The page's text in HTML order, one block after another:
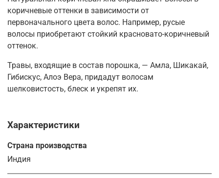
коричневые оттенки в зависимости от
первоначального цвета волос. Например, русые
волосы приобретают стойкий красновато-коричневый
оттенок.
Травы, входящие в состав порошка, — Амла, Шикакай,
Гибискус, Алоэ Вера, придадут волосам
шелковистость, блеск и укрепят их.
Характеристики
Страна производства
Индия